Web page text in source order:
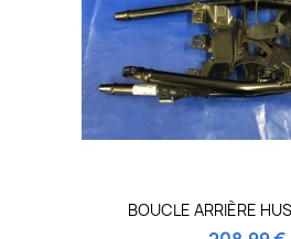
BOUCLE ARRIÈRE